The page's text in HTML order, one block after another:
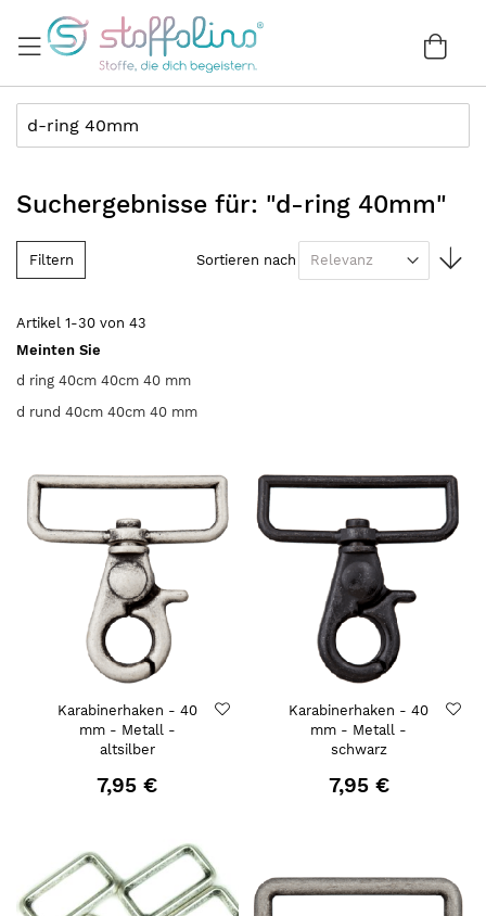
Inhalt
Suchergebnisse für: "d-ring 40mm"
Artikel 1-30 von 43
Sortieren nach
Meinten Sie
d ring 40cm 40cm 40 mm
d rund 40cm 40cm 40 mm
Karabinerhaken - 40
mm - Metall -
altsilber
7,95 €
Karabinerhaken - 40
mm - Metall -
schwarz
7,95 €
Filtern